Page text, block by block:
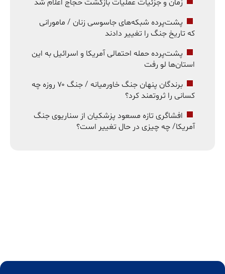
زمان و جزئیات عملیات بازگشت حجاج اعلام شد
پشت‌پرده شبکه‌های جاسوسی زنان / مامورانی
که تاریخ جنگ را تغییر دادند
پشت‌پرده حمله احتمالی آمریکا و اسرائیل به این
استان‌ها لو رفت
برندگان پنهان جنگ خاورمیانه / جنگ ۷۰ روزه چه
کسانی را ثروتمند کرد؟
افشاگری تازه مسعود پزشکیان از سناریوی جنگ
آمریکا/ چه چیزی در حال تغییر است؟